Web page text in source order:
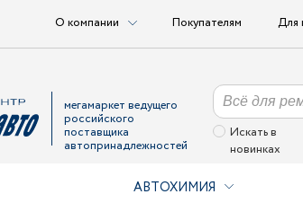
О компании Покупателям Для
мегамаркет ведущего
российского
поставщика
автопринадлежностей
Искать в
новинках
АВТОХИМИЯ